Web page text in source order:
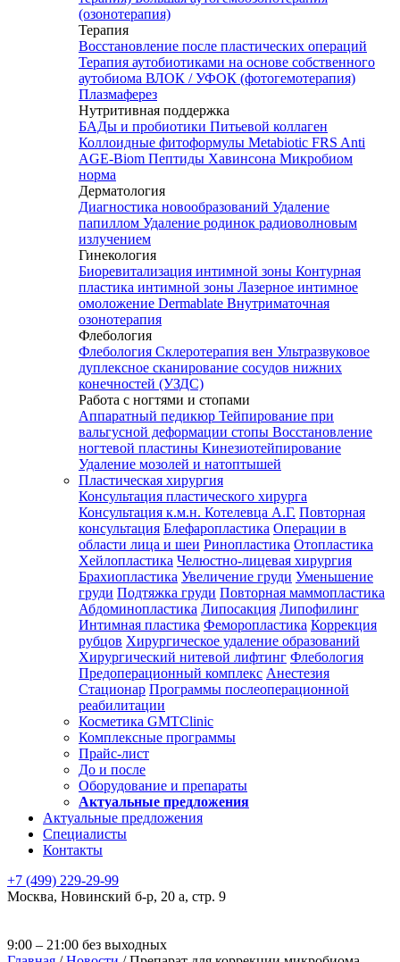
(озонотерапия)
Терапия
Восстановление после пластических операций
Терапия аутобиотиками на основе собственного
аутобиома ВЛОК / УФОК (фотогемотерапия)
Плазмаферез
Нутритивная поддержка
БАДы и пробиотики Питьевой коллаген
Коллоидные фитоформулы Metabiotic FRS Anti
AGE-Biom Пептиды Хавинсона Микробиом
норма
Дерматология
Диагностика новообразований Удаление
папиллом Удаление родинок радиоволновым
излучением
Гинекология
Биоревитализация интимной зоны Контурная
пластика интимной зоны Лазерное интимное
омоложение Dermablate Внутриматочная
озонотерапия
Флебология
Флебология Склеротерапия вен Ультразвуковое
дуплексное сканирование сосудов нижних
конечностей (УЗДС)
Работа с ногтями и стопами
Аппаратный педикюр Тейпирование при
вальгусной деформации стопы Восстановление
ногтевой пластины Кинезиотейпирование
Удаление мозолей и натоптышей
Пластическая хирургия
Консультация пластического хирурга
Консультация к.м.н. Котелевца А.Г. Повторная
консультация Блефаропластика Операции в
области лица и шеи Ринопластика Отопластика
Хейлопластика Челюстно-лицевая хирургия
Брахиопластика Увеличение груди Уменьшение
груди Подтяжка груди Повторная маммопластика
Абдоминопластика Липосакция Липофилинг
Интимная пластика Феморопластика Коррекция
рубцов Хирургическое удаление образований
Хирургический нитевой лифтинг Флебология
Предоперационный комплекс Анестезия
Стационар Программы послеоперационной
реабилитации
Косметика GMTClinic
Комплексные программы
Прайс-лист
До и после
Оборудование и препараты
Актуальные предложения
Актуальные предложения
Специалисты
Контакты
+7 (499) 229-29-99
Москва, Новинский б-р, 20 а, стр. 9
9:00 – 21:00 без выходных